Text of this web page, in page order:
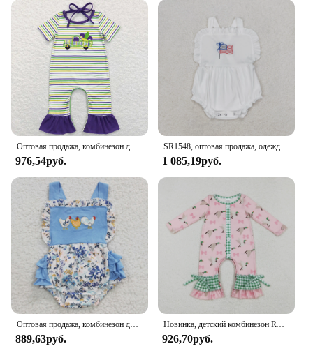
976,54руб.
SR1548, оптовая продажа, одежда для маленьких девочек, женская, женская, белая, оптовая продажа, летний бутик, детские комбинезоны
1 085,19руб.
889,63руб.
Новинка, детский комбинезон RTS для девочек с узором в виде утки и банта, комбинезон из молочного шелка, оптовая продажа, бутиковый розовый комбинезон для девочек
926,70руб.